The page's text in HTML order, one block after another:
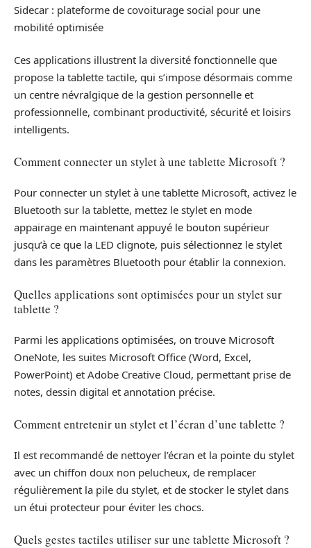
Sidecar : plateforme de covoiturage social pour une
mobilité optimisée
Ces applications illustrent la diversité fonctionnelle que
propose la tablette tactile, qui s’impose désormais comme
un centre névralgique de la gestion personnelle et
professionnelle, combinant productivité, sécurité et loisirs
intelligents.
Comment connecter un stylet à une tablette Microsoft ?
Pour connecter un stylet à une tablette Microsoft, activez le
Bluetooth sur la tablette, mettez le stylet en mode
appairage en maintenant appuyé le bouton supérieur
jusqu’à ce que la LED clignote, puis sélectionnez le stylet
dans les paramètres Bluetooth pour établir la connexion.
Quelles applications sont optimisées pour un stylet sur
tablette ?
Parmi les applications optimisées, on trouve Microsoft
OneNote, les suites Microsoft Office (Word, Excel,
PowerPoint) et Adobe Creative Cloud, permettant prise de
notes, dessin digital et annotation précise.
Comment entretenir un stylet et l’écran d’une tablette ?
Il est recommandé de nettoyer l’écran et la pointe du stylet
avec un chiffon doux non pelucheux, de remplacer
régulièrement la pile du stylet, et de stocker le stylet dans
un étui protecteur pour éviter les chocs.
Quels gestes tactiles utiliser sur une tablette Microsoft ?